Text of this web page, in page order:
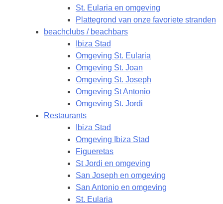
St. Eularia en omgeving
Plattegrond van onze favoriete stranden
beachclubs / beachbars
Ibiza Stad
Omgeving St. Eularia
Omgeving St. Joan
Omgeving St. Joseph
Omgeving St Antonio
Omgeving St. Jordi
Restaurants
Ibiza Stad
Omgeving Ibiza Stad
Figueretas
St Jordi en omgeving
San Joseph en omgeving
San Antonio en omgeving
St. Eularia